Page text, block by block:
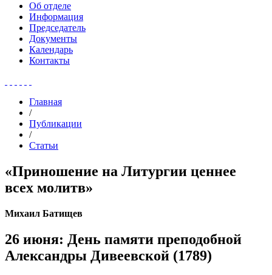
Об отделе
Информация
Председатель
Документы
Календарь
Контакты
Главная
/
Публикации
/
Статьи
«Приношение на Литургии ценнее
всех молитв»
Михаил Батищев
26 июня: День памяти преподобной
Александры Дивеевской (1789)